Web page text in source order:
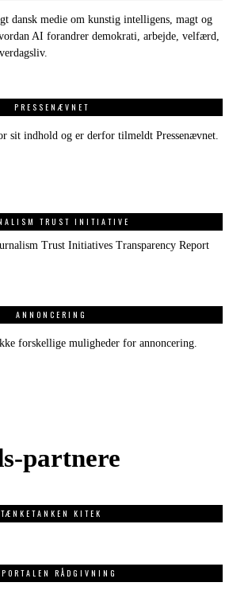
dansk medie om kunstig intelligens, magt og
AI forandrer demokrati, arbejde, velfærd,
PRESSENÆVNET
sit indhold og er derfor tilmeldt Pressenævnet.
TRUST INITIATIVE
Trust Initiatives Transparency Report
ANNONCERING
forskellige muligheder for annoncering.
partnere
TÆNKETANKEN KITEK
RÅDGIVNING